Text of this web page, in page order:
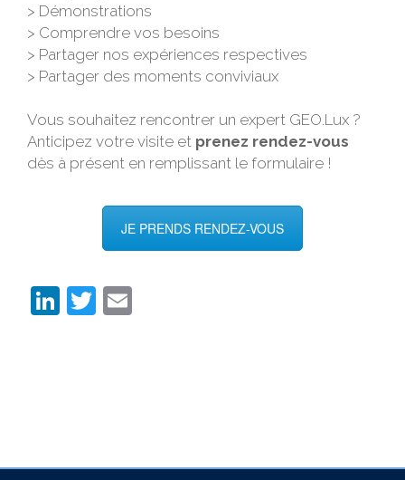
Démonstrations
Comprendre vos besoins
Partager nos expériences respectives
Partager des moments conviviaux
Vous souhaitez rencontrer un expert GEO.Lux ?
Anticipez votre visite et prenez rendez-vous
dès à présent en remplissant le formulaire !
JE PRENDS RENDEZ-VOUS
LinkedIn
Twitter